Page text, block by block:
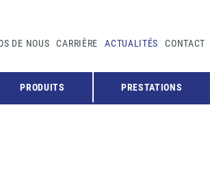
DE NOUS CARRIÈRE ACTUALITÉS CONTACT
PRODUITS PRESTATIONS